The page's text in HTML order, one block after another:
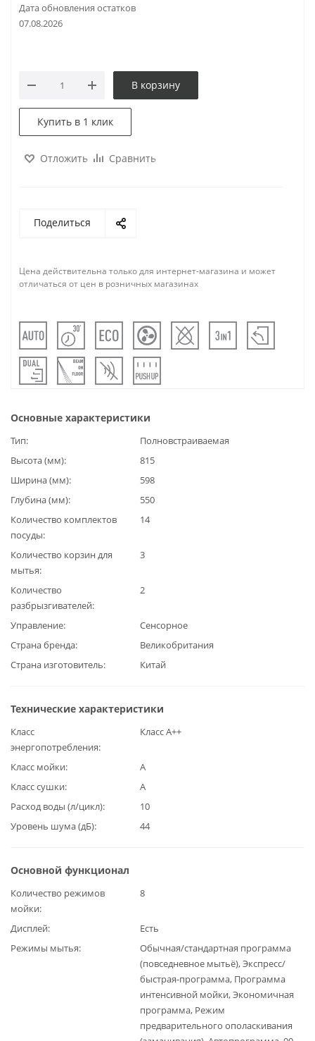
Дата обновления остатков
07.08.2026
В корзину
Купить в 1 клик
Отложить Сравнить
Поделиться
Цена действительна только для интернет-магазина и может
отличаться от цен в розничных магазинах
Основные характеристики
Тип
Полновстраиваемая
Высота (мм)
815
Ширина (мм)
598
Глубина (мм)
550
Количество комплектов
посуды
14
Количество корзин для
мытья
3
Количество
разбрызгивателей
2
Управление
Сенсорное
Страна бренда
Великобритания
Страна изготовитель
Китай
Технические характеристики
Класс
энергопотребления
Класс А++
Класс мойки
А
Класс сушки
А
Расход воды (л/цикл)
10
Уровень шума (дБ)
44
Основной функционал
Количество режимов
мойки
8
Дисплей
Есть
Режимы мытья
Обычная/стандартная программа
(повседневное мытьё), Экспресс/
быстрая-программа, Программа
интенсивной мойки, Экономичная
программа, Режим
предварительного ополаскивания